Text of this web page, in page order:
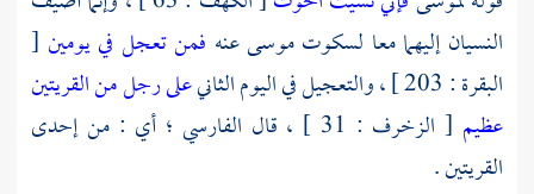
النسيان إليهما معا لسكوتموسىعنه فمن تعجل في يومين [
البقرة : 203 ] ، والتعجيل في اليوم الثاني
على رجل من القريتين
عظيم [ الزخرف : 31 ] ، قال الفارسي ؛ أي : من إحدى
القريتين .